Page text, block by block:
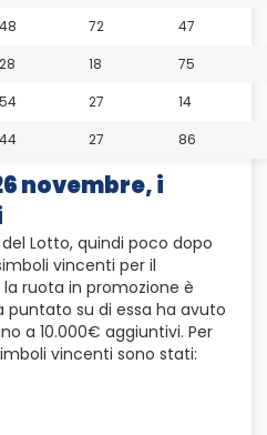
48 72
47
28 18
75
54 27
14
44 27 86
novembre, i
Lotto, quindi poco dopo
vincenti per il
la ruota in promozione è
puntato su di essa ha avuto
a 10.000€ aggiuntivi. Per
vincenti sono stati: